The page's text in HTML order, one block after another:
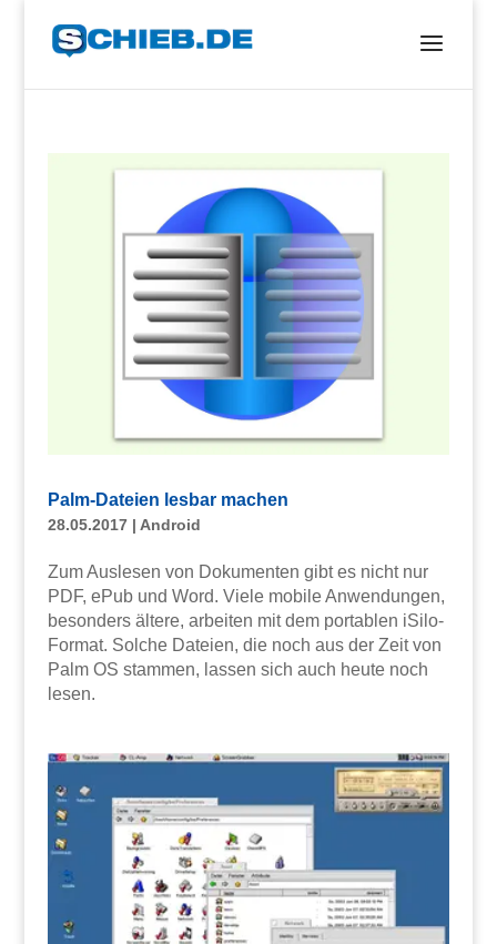
Palm-Dateien lesbar machen
28.05.2017| Android
Zum Auslesen von Dokumenten gibt es nicht nur
PDF, ePub und Word. Viele mobile Anwendungen,
besonders ältere, arbeiten mit dem portablen iSilo-
Format. Solche Dateien, die noch aus der Zeit von
Palm OS stammen, lassen sich auch heute noch
lesen.